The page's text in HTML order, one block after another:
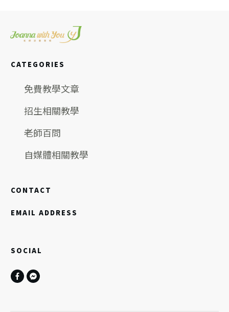
CATEGORIES
免費教學文章
招生相關教學
老師百問
自媒體相關教學
CONTACT
EMAIL ADDRESS
SOCIAL